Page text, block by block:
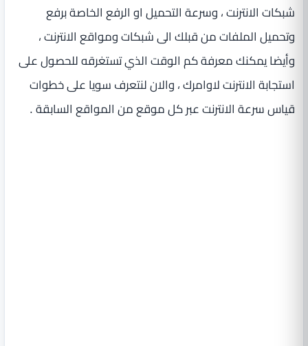
شبكات الانترنت ، وسرعة التحميل او الرفع الخاصة برفع
وتحميل الملفات من قبلك الى شبكات ومواقع الانترنت ،
وأيضا يمكنك معرفة كم الوقت الذي تستغرقه للحصول على
استجابة الانترنت لاوامرك ، والان لنتعرف سويا على خطوات
قياس سرعة الانترنت عبر كل موقع من المواقع السابقة .